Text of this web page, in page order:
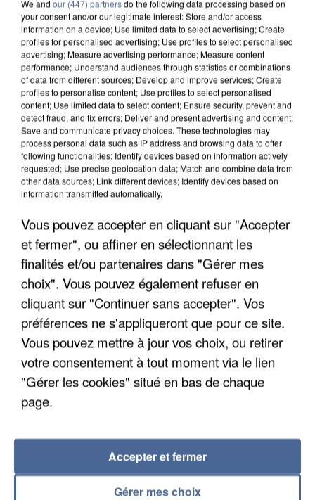
LES DONNÉES DE 300 000 CLIENTS DÉROBÉES À
GABRIEL ATTAL ET RAPHAËL GLUCKSMANN
VISÉS PAR DES INGÉRENCES...
We and our (447) partnersdo the following data processing based on
your consent and/or our legitimate interest: Store and/or access
information on a device; Use limited data to select advertising; Create
profiles for personalised advertising; Use profiles to select personalised
advertising; Measure advertising performance; Measure content
performance; Understand audiences through statistics or combinations
of data from different sources; Develop and improve services; Create
profiles to personalise content; Use profiles to select personalised
content; Use limited data to select content; Ensure security, prevent and
detect fraud, and fix errors; Deliver and present advertising and content;
Save and communicate privacy choices. These technologies may
process personal data such as IP address and browsing data to offer
following functionalities: Identify devices based on information actively
requested; Use precise geolocation data; Match and combine data from
other data sources; Link different devices; Identify devices based on
information transmitted automatically.
Vous pouvez accepter en cliquant sur "Accepter
et fermer", ou affiner en sélectionnant les
finalités et/ou partenaires dans "Gérer mes
choix". Vous pouvez également refuser en
cliquant sur "Continuer sans accepter". Vos
préférences ne s'appliqueront que pour ce site.
Vous pouvez mettre à jour vos choix, ou retirer
votre consentement à tout moment via le lien
"Gérer les cookies" situé en bas de chaque
page.
Gérer mes choix
Accepter et fermer